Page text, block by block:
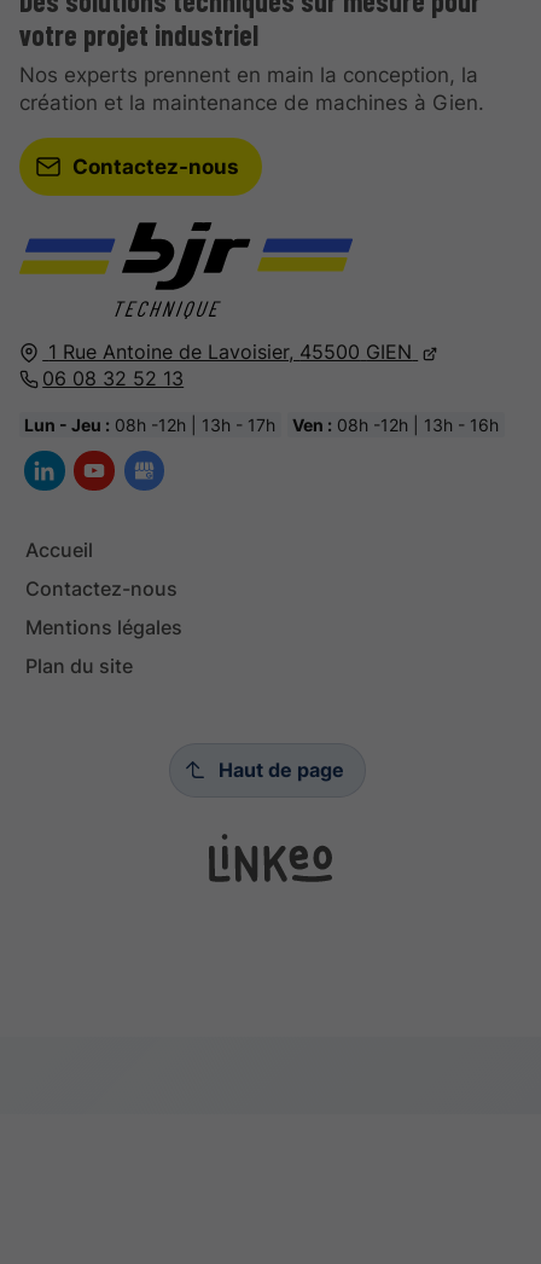
1 Rue Antoine de Lavoisier, 45500 GIEN
06 08 32 52 13
Lun - Jeu : 08h -12h | 13h - 17h Ven : 08h -12h | 13h - 16h
Accueil
Contactez-nous
Mentions légales
Plan du site
votre projet industriel
Nos experts prennent en main la conception, la
création et la maintenance de machines à Gien.
Contactez-nous
Haut de page